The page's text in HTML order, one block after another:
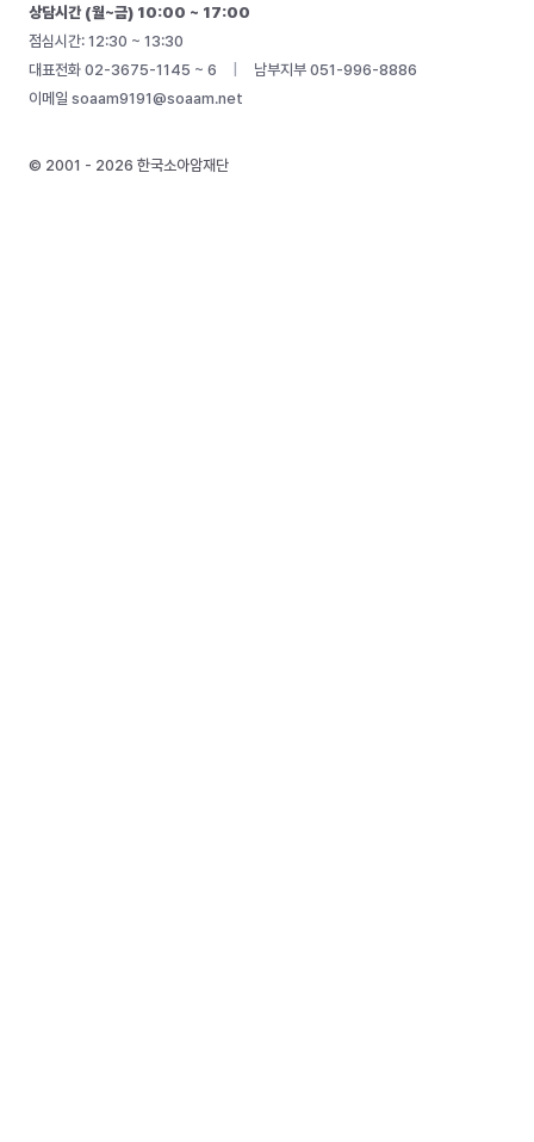
상담시간 (월~금) 10:00 ~ 17:00
점심시간: 12:30 ~ 13:30
대표전화 02-3675-1145 ~ 6
남부지부 051-996-8886
이메일 soaam9191@soaam.net
© 2001 - 2026 한국소아암재단